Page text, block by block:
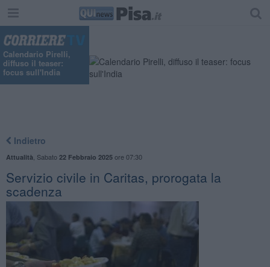
Calendario Pirelli,
diffuso il teaser:
focus sull'India
Indietro
Attualità Sabato 22 Febbraio 2025ore 07:30
Servizio civile in Caritas, prorogata la
scadenza